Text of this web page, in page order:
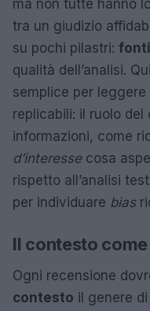
ma non tutte hanno
tra un giudizio
su pochi pilastri: fonti
qualità dell’analisi.
semplice per
replicabili: il ruolo
informazioni, come
d’interessecosa
rispetto all’analisi
per individuare bias
Il contesto
Ogni recensione
contesto il genere